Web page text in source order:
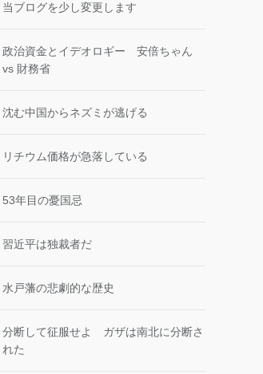
当ブログを少し変更します
政治資金とイデオロギー 安倍ちゃん
vs 財務省
沈む中国からネズミが逃げる
リチウム価格が急落している
53年目の憂国忌
習近平は独裁者だ
水戸藩の悲劇的な歴史
分断して征服せよ ガザは南北に分断さ
れた